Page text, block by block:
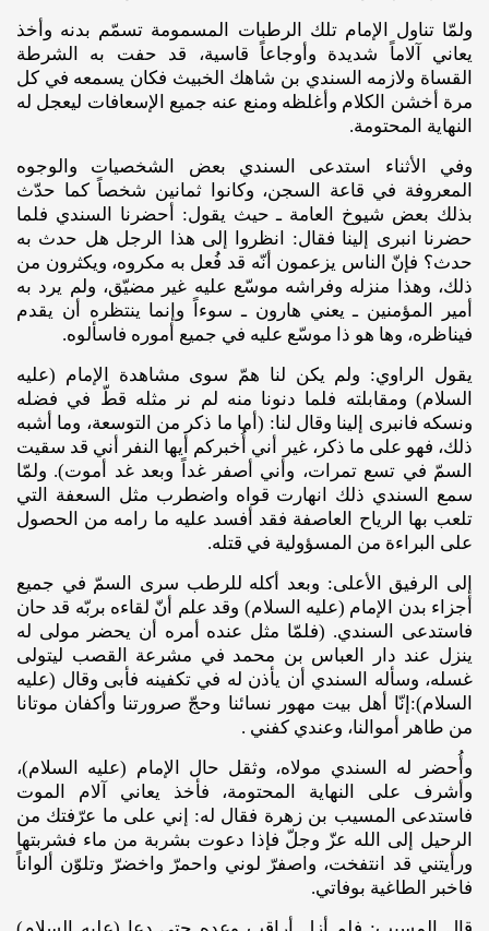
ولمّا تناول الإمام تلك الرطبات المسمومة تسمّم بدنه وأخذ
يعاني آلاماً شديدة وأوجاعاً قاسية، قد حفت به الشرطة
القساة ولازمه السندي بن شاهك الخبيث فكان يسمعه في كل
مرة أخشن الكلام وأغلظه ومنع عنه جميع الإسعافات ليعجل له
النهاية المحتومة.
وفي الأثناء استدعى السندي بعض الشخصيات والوجوه
المعروفة في قاعة السجن، وكانوا ثمانين شخصاً كما حدّث
بذلك بعض شيوخ العامة ـ حيث يقول: أحضرنا السندي فلما
حضرنا انبرى إلينا فقال: انظروا إلى هذا الرجل هل حدث به
حدث؟ فإنّ الناس يزعمون أنّه قد فُعل به مكروه، ويكثرون من
ذلك، وهذا منزله وفراشه موسّع عليه غير مضيّق، ولم يرد به
أمير المؤمنين ـ يعني هارون ـ سوءاً وإنما ينتظره أن يقدم
فيناظره، وها هو ذا موسّع عليه في جميع أموره فاسألوه.
يقول الراوي: ولم يكن لنا همّ سوى مشاهدة الإمام (عليه‌
السلام) ومقابلته فلما دنونا منه لم نر مثله قطّ في فضله
ونسكه فانبرى إلينا وقال لنا: (أما ما ذكر من التوسعة، وما أشبه
ذلك، فهو على ما ذكر، غير أني أُخبركم أيها النفر أني قد سقيت
السمّ في تسع تمرات، وأني أصفر غداً وبعد غد أموت). ولمّا
سمع السندي ذلك انهارت قواه واضطرب مثل السعفة التي
تلعب بها الرياح العاصفة فقد أفسد عليه ما رامه من الحصول
على البراءة من المسؤولية في قتله.
إلى الرفيق الأعلى: وبعد أكله للرطب سرى السمّ في جميع
أجزاء بدن الإمام (عليه‌ السلام) وقد علم أنّ لقاءه بربّه قد حان
فاستدعى السندي. (فلمّا مثل عنده أمره أن يحضر مولى له
ينزل عند دار العباس بن محمد في مشرعة القصب ليتولى
غسله، وسأله السندي أن يأذن له في تكفينه فأبى وقال (عليه
‌السلام):إنّا أهل بيت مهور نسائنا وحجّ صرورتنا وأكفان موتانا
من طاهر أموالنا، وعندي كفني .
وأُحضر له السندي مولاه، وثقل حال الإمام (عليه ‌السلام)،
وأشرف على النهاية المحتومة، فأخذ يعاني آلام الموت
فاستدعى المسيب بن زهرة فقال له: إني على ما عرّفتك من
الرحيل إلى الله عزّ وجلّ فإذا دعوت بشربة من ماء فشربتها
ورأيتني قد انتفخت، واصفرّ لوني واحمرّ واخضرّ وتلوّن ألواناً
فاخبر الطاغية بوفاتي.